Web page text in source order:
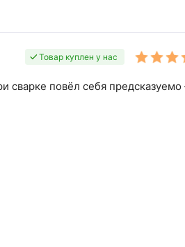
Товар куплен у нас
сварке повёл себя